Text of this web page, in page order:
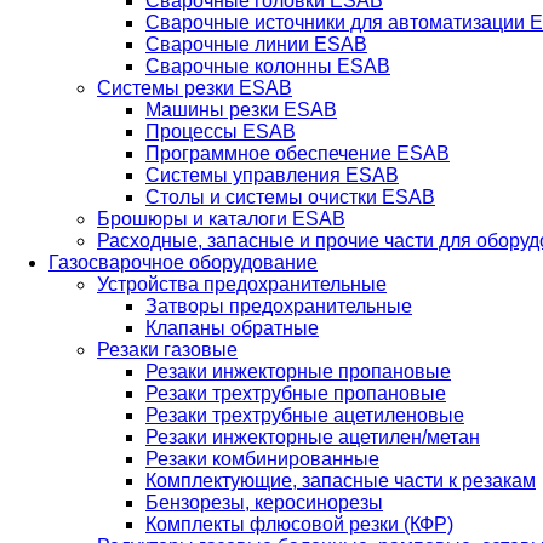
Сварочные источники для автоматизации
Сварочные линии ESAB
Сварочные колонны ESAB
Системы резки ESAB
Машины резки ESAB
Процессы ESAB
Программное обеспечение ESAB
Системы управления ESAB
Столы и системы очистки ESAB
Брошюры и каталоги ESAB
Расходные, запасные и прочие части для
Газосварочное оборудование
Устройства предохранительные
Затворы предохранительные
Клапаны обратные
Резаки газовые
Резаки инжекторные пропановые
Резаки трехтрубные пропановые
Резаки трехтрубные ацетиленовые
Резаки инжекторные ацетилен/метан
Резаки комбинированные
Комплектующие, запасные части к резакам
Бензорезы, керосинорезы
Комплекты флюсовой резки (КФР)